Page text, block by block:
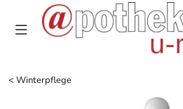
<Winterpflege